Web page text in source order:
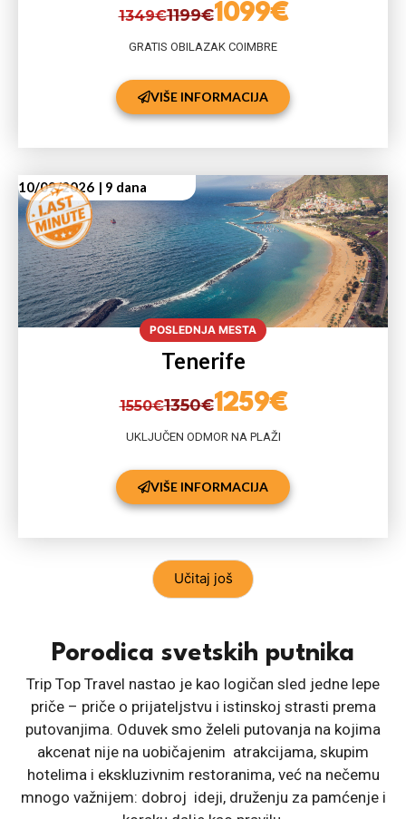
1349€1199€1099€
GRATIS OBILAZAK COIMBRE
VIŠE INFORMACIJA
10/09/2026 | 9 dana
POSLEDNJA MESTA
Tenerife
1550€1350€1259€
UKLJUČEN ODMOR NA PLAŽI
VIŠE INFORMACIJA
Učitaj još
Porodica svetskih putnika
Trip Top Travel nastao je kao logičan sled jedne lepe
priče – priče o prijateljstvu i istinskoj strasti prema
putovanjima. Oduvek smo želeli putovanja na kojima
akcenat nije na uobičajenim atrakcijama, skupim
hotelima i ekskluzivnim restoranima, već na nečemu
mnogo važnijem: dobroj ideji, druženju za pamćenje i